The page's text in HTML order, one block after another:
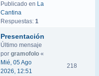
Publicado en La
Cantina
Respuestas: 1
Presentación
Último mensaje
por gramofolo «
Mié, 05 Ago
2026, 12:51
218